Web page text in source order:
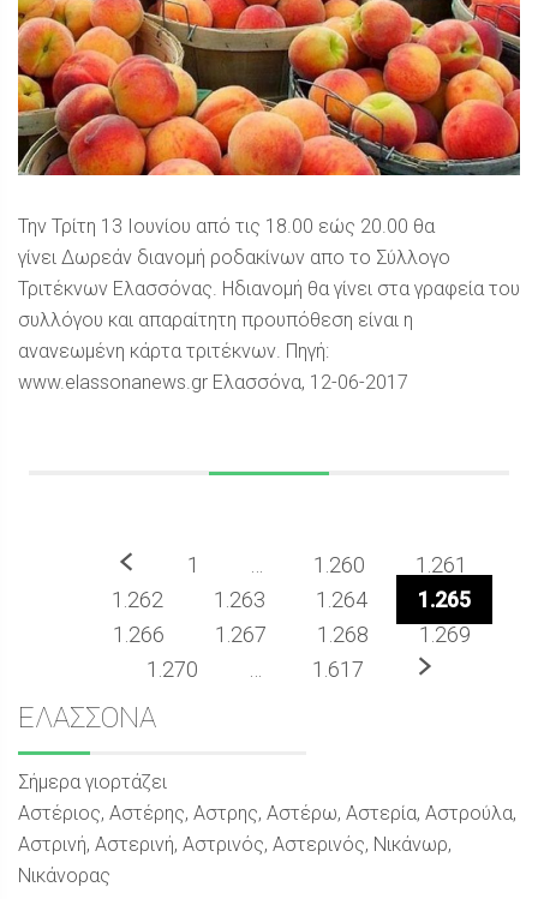
Την Τρίτη 13 Ιουνίου από τις 18.00 εώς 20.00 θα
γίνει Δωρεάν διανομή ροδακίνων απο το Σύλλογο
Τριτέκνων Ελασσόνας. Ηδιανομή θα γίνει στα γραφεία του
συλλόγου και απαραίτητη προυπόθεση είναι η
ανανεωμένη κάρτα τριτέκνων. Πηγή:
www.elassonanews.gr Ελασσόνα, 12-06-2017
Προηγούμενο
1 1.260
1.261
1.262
1.263 1.264
1.265
1.266
1.267 1.268
1.269
1.270
1.617 Επόμενο
Sidebar
ΕΛΑΣΣΟΝΑ
Σήμερα γιορτάζει
Αστέριος, Αστέρης, Αστρης, Αστέρω, Αστερία, Αστρούλα,
Αστρινή, Αστερινή, Αστρινός, Αστερινός, Νικάνωρ,
Νικάνορας